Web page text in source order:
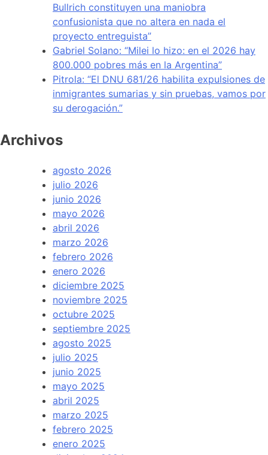
Bullrich constituyen una maniobra
confusionista que no altera en nada el
proyecto entreguista”
Gabriel Solano: “Milei lo hizo: en el 2026 hay
800.000 pobres más en la Argentina”
Pitrola: “El DNU 681/26 habilita expulsiones de
inmigrantes sumarias y sin pruebas, vamos por
su derogación.”
Archivos
agosto 2026
julio 2026
junio 2026
mayo 2026
abril 2026
marzo 2026
febrero 2026
enero 2026
diciembre 2025
noviembre 2025
octubre 2025
septiembre 2025
agosto 2025
julio 2025
junio 2025
mayo 2025
abril 2025
marzo 2025
febrero 2025
enero 2025